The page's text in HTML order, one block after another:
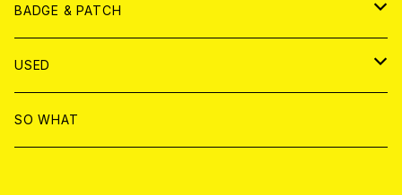
T-shirt & WEAR
ANALOG
T-SHIRT & WEAR
DVD
BADGE & PATCH
BADGE
PATCH
USED
書籍
SO WHAT